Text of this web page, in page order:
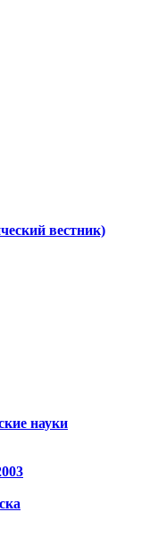
вестник)
науки